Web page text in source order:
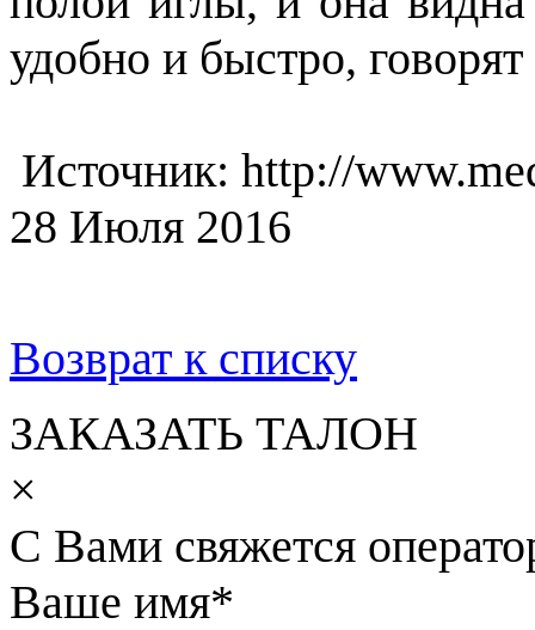
удобно и быстро, говорят
Источник: http://
28 Июля 2016
Возврат к списку
ЗАКАЗАТЬ ТАЛОН
×
С Вами свяжется
Ваше имя*